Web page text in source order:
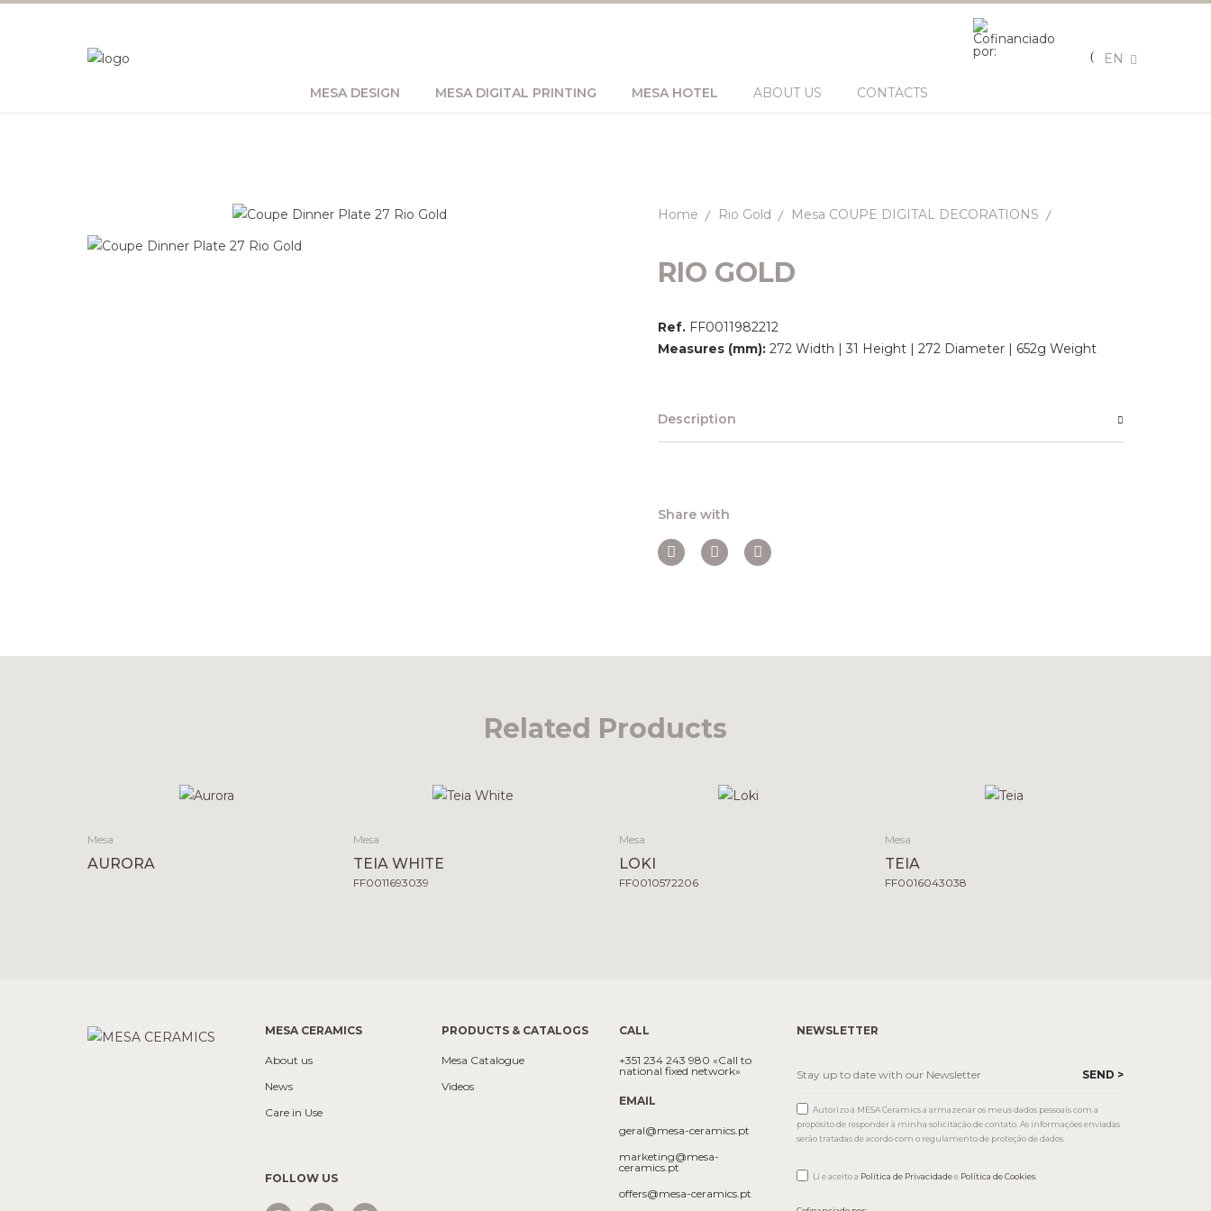
MESA DESIGN MESA DIGITAL PRINTING MESA HOTEL ABOUT US CONTACTS
EN
Home Rio Gold Mesa COUPE DIGITAL DECORATIONS
RIO GOLD
Ref. FF0011982212
Measures (mm): 272 Width | 31 Height | 272 Diameter | 652g Weight
Description
Share with
Related Products
Mesa
AURORA
Mesa
TEIA WHITE
FF0011693039
Mesa
LOKI
FF0010572206
Mesa
TEIA
FF0016043038
MESA CERAMICS
About us
News
Care in Use
FOLLOW US
PRODUCTS & CATALOGS
Mesa Catalogue
Videos
CALL
+351 234 243 980 «Call to
national fixed network»
EMAIL
geral@mesa-ceramics.pt
marketing@mesa-
ceramics.pt
offers@mesa-ceramics.pt
NEWSLETTER
Autorizo a MESA Ceramics a armazenar os meus dados pessoais com a
propósito de responder à minha solicitação de contato. As informações enviadas
serão tratadas de acordo com o regulamento de proteção de dados.
Li e aceito a Política de Privacidadee Política de Cookies.